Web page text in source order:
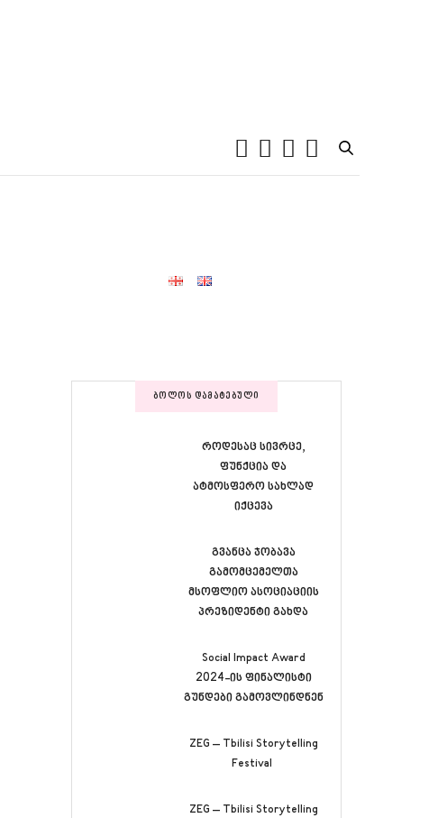
ᲑᲝᲚᲝᲡ ᲓᲐᲛᲐᲢᲔᲑᲣᲚᲘ
როდესაც სივრცე,
ფუნქცია და
ატმოსფერო სახლად
იქცევა
გვანცა ჯობავა
გამომცემელთა
მსოფლიო ასოციაციის
პრეზიდენტი გახდა
Social Impact Award
2024-ის ფინალისტი
გუნდები გამოვლინდნენ
ZEG – Tbilisi Storytelling
Festival
ZEG – Tbilisi Storytelling